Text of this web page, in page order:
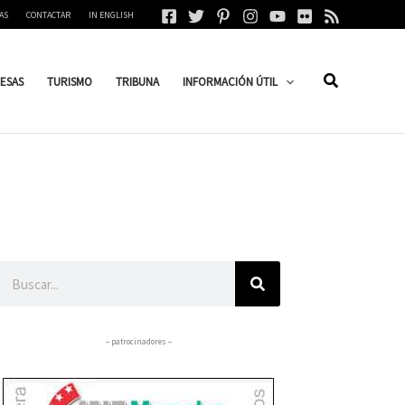
CONTACTAR IN ENGLISH
TURISMO TRIBUNA INFORMACIÓN ÚTIL
– patrocinadores –